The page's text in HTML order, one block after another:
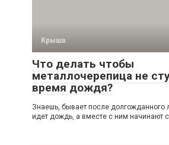
Крыша
Что делать чтобы
металлочерепица не
время дождя?
Знаешь, бывает после долгожданного
идет дождь, а вместе с ним начинают